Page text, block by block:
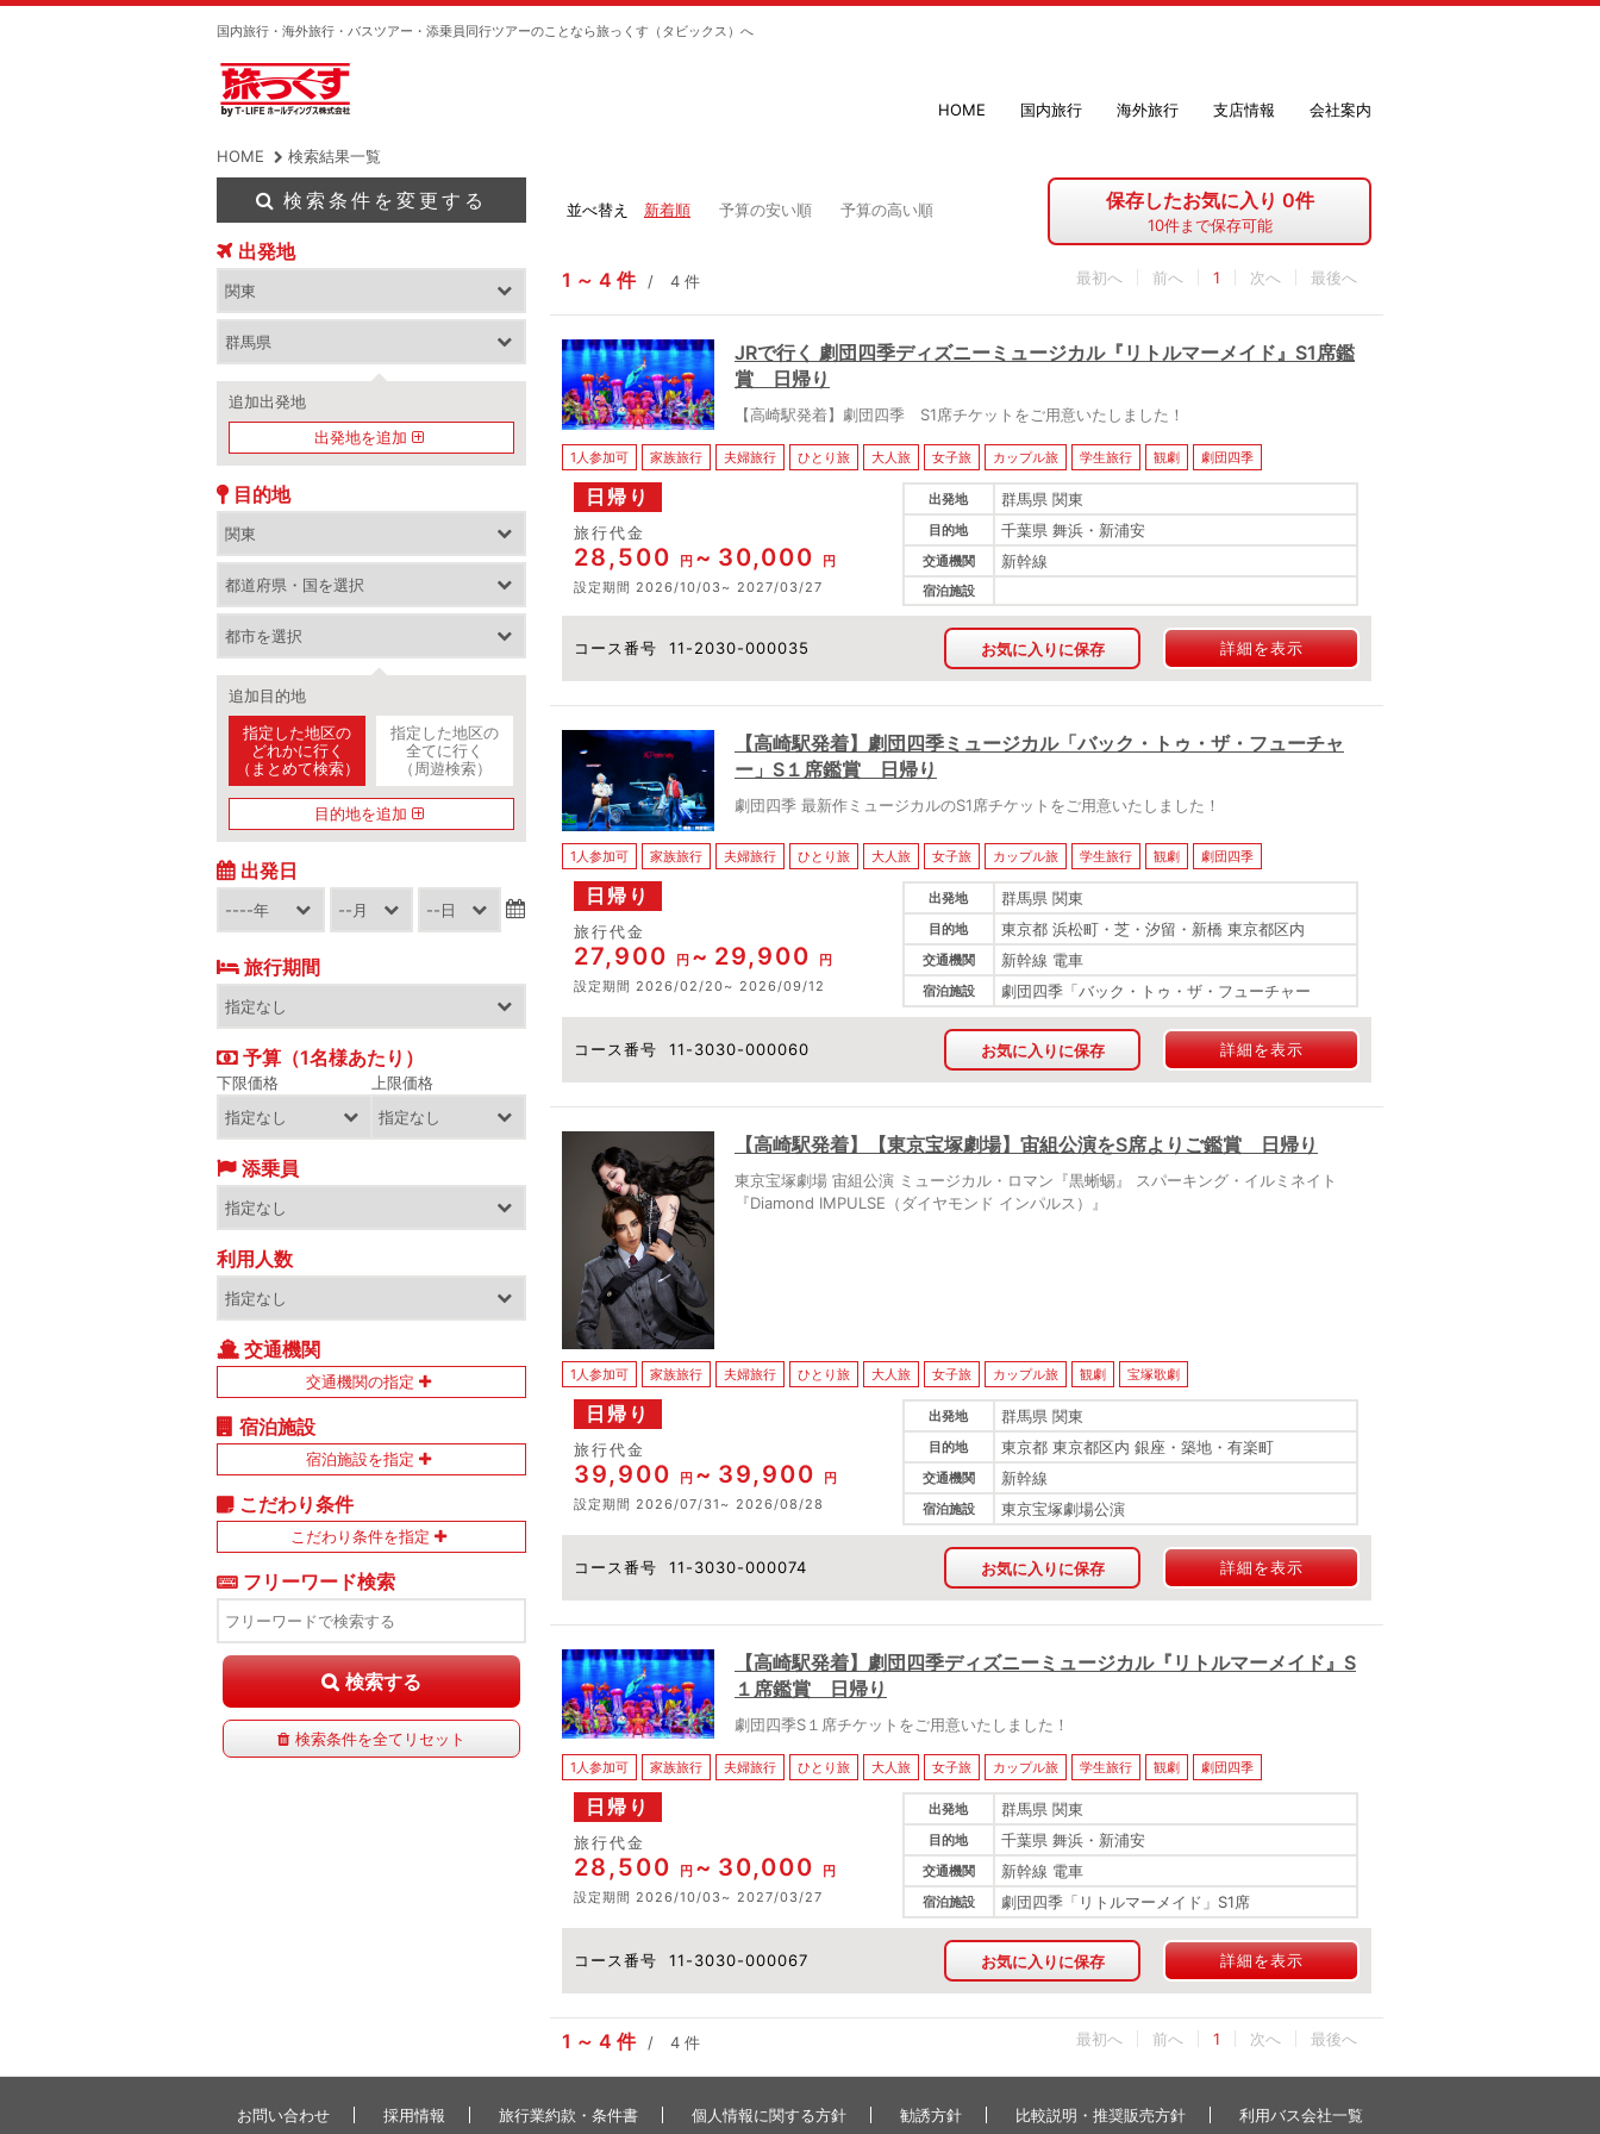
国内旅行・海外旅行・バスツアー・添乗員同行ツアーのことなら旅っくす（タビックス）へ
HOME 国内旅行 海外旅行 支店情報 会社案内
HOME 検索結果一覧
保存したお気に入り 0件
10件まで保存可能
並べ替え 新着順 予算の安い順 予算の高い順
1 4 件 4 件 最初へ 1 最後へ
JRで行く 劇団四季ディズニーミュージカル『リトルマーメイド』S1席鑑
賞 日帰り
【高崎駅発着】劇団四季 S1席チケットをご用意いたしました！
1人参加可 家族旅行 夫婦旅行 ひとり旅 大人旅 女子旅 カップル旅 学生旅行 観劇 劇団四季
日帰り
コース番号 11-2030-000035
旅行代金
28,500 円 30,000
円
設定期間 2026/10/03 2027/03/27
出発地 群馬県 関東
目的地 千葉県 舞浜・新浦安
交通機関 新幹線
宿泊施設
お気に入りに保存 詳細を表示
【高崎駅発着】劇団四季ミュージカル「バック・トゥ・ザ・フューチャ
ー」S１席鑑賞 日帰り
劇団四季 最新作ミュージカルのS1席チケットをご用意いたしました！
1人参加可 家族旅行 夫婦旅行 ひとり旅 大人旅 女子旅 カップル旅 学生旅行 観劇 劇団四季
日帰り
コース番号 11-3030-000060
旅行代金
27,900 円 29,900
円
設定期間 2026/02/20 2026/09/12
出発地 群馬県 関東
目的地 東京都 浜松町・芝・汐留・新橋 東京都区内
交通機関 新幹線 電車
宿泊施設 劇団四季「バック・トゥ・ザ・フューチャー
お気に入りに保存 詳細を表示
【高崎駅発着】【東京宝塚劇場】宙組公演をS席よりご鑑賞 日帰り
東京宝塚劇場 宙組公演 ミュージカル・ロマン『黒蜥蜴』 スパーキング・イルミネイト
『Diamond IMPULSE（ダイヤモンド インパルス）』
1人参加可 家族旅行 夫婦旅行 ひとり旅 大人旅 女子旅 カップル旅 観劇 宝塚歌劇
日帰り
コース番号 11-3030-000074
旅行代金
39,900 円 39,900
円
設定期間 2026/07/31 2026/08/28
出発地 群馬県 関東
目的地 東京都 東京都区内 銀座・築地・有楽町
交通機関 新幹線
宿泊施設 東京宝塚劇場公演
お気に入りに保存 詳細を表示
【高崎駅発着】劇団四季ディズニーミュージカル『リトルマーメイド』S
１席鑑賞 日帰り
劇団四季S１席チケットをご用意いたしました！
1人参加可 家族旅行 夫婦旅行 ひとり旅 大人旅 女子旅 カップル旅 学生旅行 観劇 劇団四季
日帰り
コース番号 11-3030-000067
旅行代金
28,500 円 30,000
円
設定期間 2026/10/03 2027/03/27
出発地 群馬県 関東
目的地 千葉県 舞浜・新浦安
交通機関 新幹線 電車
宿泊施設 劇団四季「リトルマーメイド」S1席
お気に入りに保存 詳細を表示
1 4 件 4 件 最初へ 1 最後へ
検索条件を変更する
出発地
追加出発地
出発地を追加
目的地
追加目的地
指定した地区の
どれかに行く
（まとめて検索）
指定した地区の
全てに行く
（周遊検索）
目的地を追加
出発日
旅行期間
予算（1名様あたり）
下限価格 上限価格
添乗員
利用人数
交通機関
交通機関の指定
宿泊施設
宿泊施設を指定
こだわり条件
こだわり条件を指定
フリーワード検索
検索する
検索条件を全てリセット
お問い合わせ 採用情報 旅行業約款・条件書 個人情報に関する方針 勧誘方針 比較説明・推奨販売方針 利用バス会社一覧